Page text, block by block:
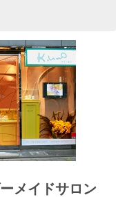
メイドサロン